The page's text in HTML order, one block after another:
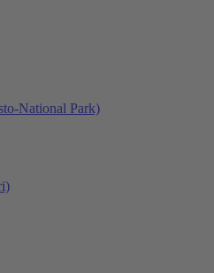
National Park)